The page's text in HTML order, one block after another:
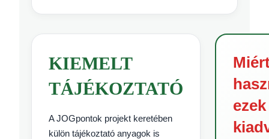
KIEMELT
TÁJÉKOZTATÓ
A JOGpontok projekt keretében
külön tájékoztató anyagok is